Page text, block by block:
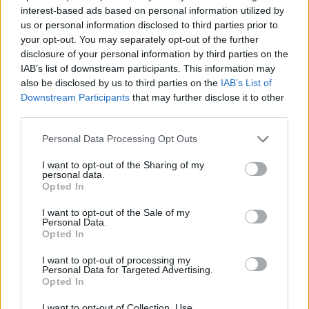
interest-based ads based on personal information utilized by
us or personal information disclosed to third parties prior to
your opt-out. You may separately opt-out of the further
disclosure of your personal information by third parties on the
IAB’s list of downstream participants. This information may
also be disclosed by us to third parties on the IAB’s List of
Downstream Participants that may further disclose it to other
Personal Data Processing Opt Outs
I want to opt-out of the Sharing of my
personal data.
Opted In
I want to opt-out of the Sale of my
Personal Data.
Opted In
I want to opt-out of processing my
Personal Data for Targeted Advertising.
Opted In
12:42
Τζο Μπάιντεν: «Ο καρκίνος έχει εξαπλωθεί, είναι πολύ
επώδυνο», λέει ο γιος του
12:38
Χανιά: Διεθνές Συνέδριο για τη Βιολογία των Φορέων
από ουκρανική επίθεση με drones
Οι «αγκαζαρισμένες» ξαπλώστρες στις παραλίες
Δήμος Βιάννου: Χιλιάδες επισκέπτες κάθε ηλικίας στην
8η Γιορτή Μπανάνας